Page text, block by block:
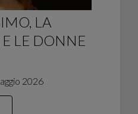
LA
LE DONNE
2026